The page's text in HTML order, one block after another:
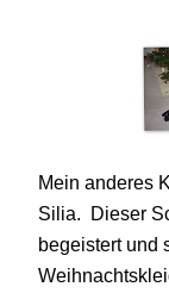
Mein anderes
Silia. Dieser
begeistert und